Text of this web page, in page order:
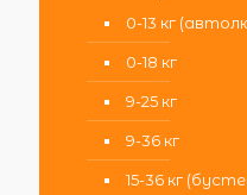
0-13 кг
0-18 кг
9-25 кг
9-36 кг
15-36 кг